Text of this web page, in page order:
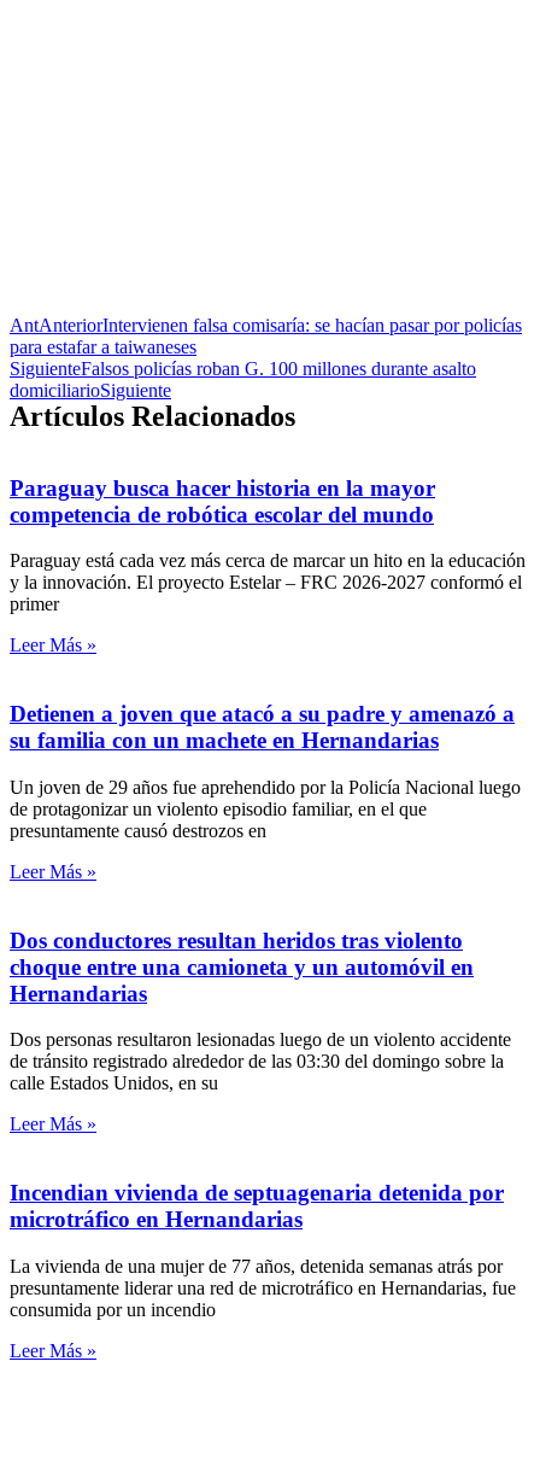
AntAnteriorIntervienen falsa comisaría: se hacían pasar por policías
para estafar a taiwaneses
SiguienteFalsos policías roban G. 100 millones durante asalto
domiciliarioSiguiente
Artículos Relacionados
Paraguay busca hacer historia en la mayor
competencia de robótica escolar del mundo
Paraguay está cada vez más cerca de marcar un hito en la educación
y la innovación. El proyecto Estelar – FRC 2026-2027 conformó el
primer
Leer Más »
Detienen a joven que atacó a su padre y amenazó a
su familia con un machete en Hernandarias
Un joven de 29 años fue aprehendido por la Policía Nacional luego
de protagonizar un violento episodio familiar, en el que
presuntamente causó destrozos en
Leer Más »
Dos conductores resultan heridos tras violento
choque entre una camioneta y un automóvil en
Hernandarias
Dos personas resultaron lesionadas luego de un violento accidente
de tránsito registrado alrededor de las 03:30 del domingo sobre la
calle Estados Unidos, en su
Leer Más »
Incendian vivienda de septuagenaria detenida por
microtráfico en Hernandarias
La vivienda de una mujer de 77 años, detenida semanas atrás por
presuntamente liderar una red de microtráfico en Hernandarias, fue
consumida por un incendio
Leer Más »